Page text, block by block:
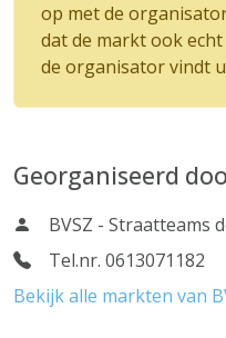
op met de
dat de markt ook
de organisator vindt
Georganiseerd
BVSZ - Straatteams
Tel.nr. 0613071182
Bekijk alle markten van